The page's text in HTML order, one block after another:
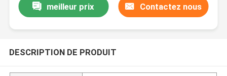
meilleur prix Contactez nous
DESCRIPTION DE PRODUIT